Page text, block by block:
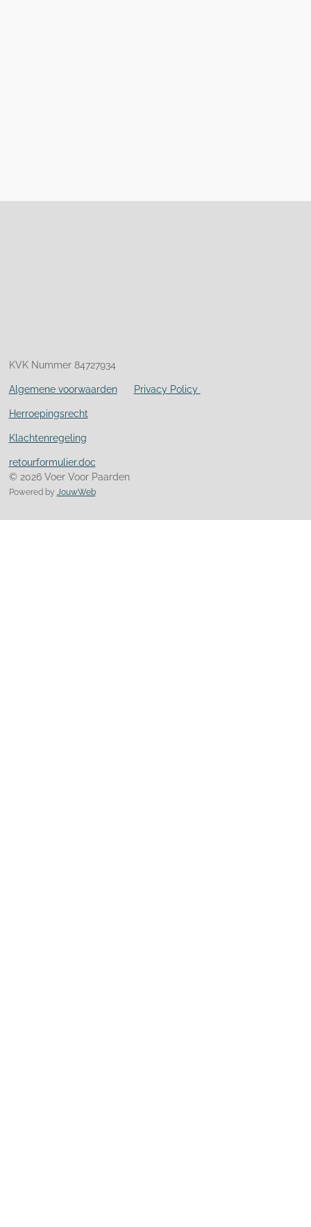
KVK Nummer 84727934
Algemene voorwaarden Privacy Policy
Herroepingsrecht
Klachtenregeling
retourformulier.doc
© 2026 Voer Voor Paarden
Powered by JouwWeb